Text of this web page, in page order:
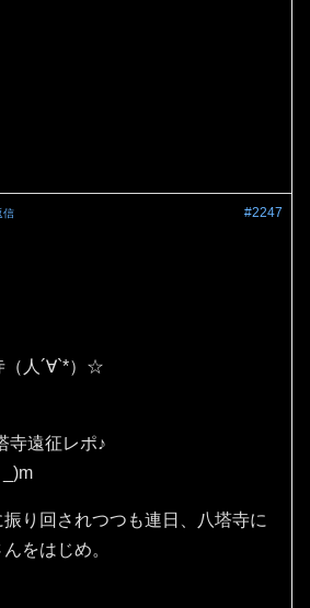
#2247
信
人´∀`*）☆
寺遠征レポ♪
り回されつつも連日、八塔寺に
をはじめ。